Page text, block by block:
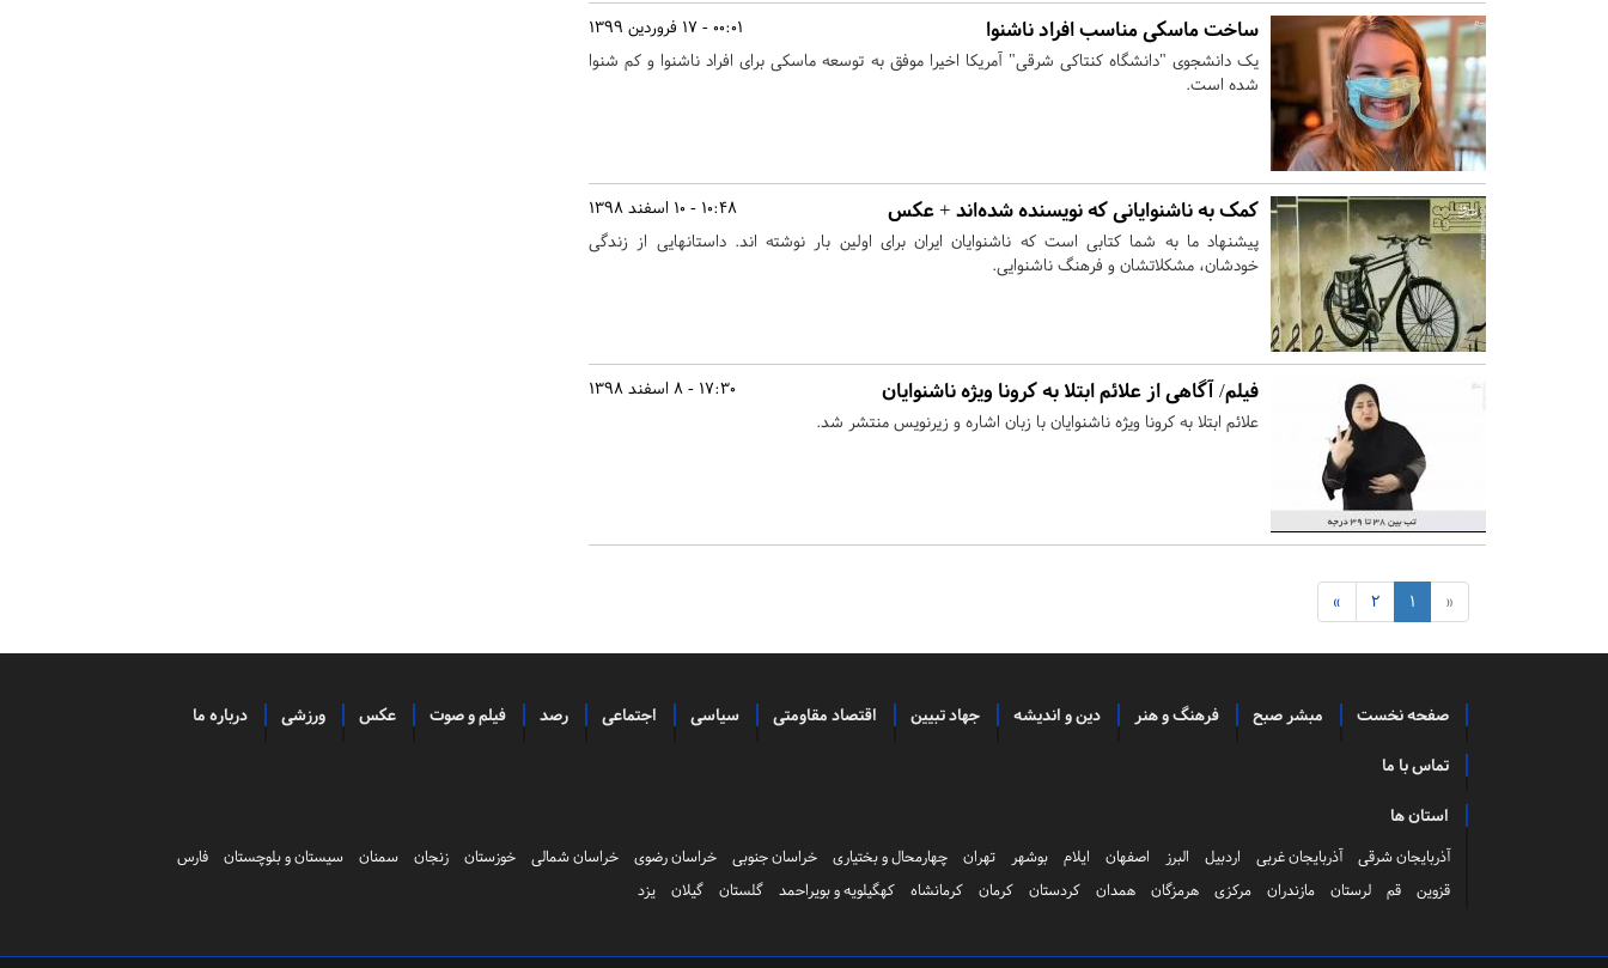
00:01 - 17 فروردین 1399 ساخت ماسکی مناسب افراد ناشنوا
یک دانشجوی "دانشگاه کنتاکی شرقی" آمریکا اخیرا موفق به توسعه ماسکی برای افراد ناشنوا و کم شنوا
شده است.
10:48 - 10 اسفند 1398 کمک به ناشنوایانی که نویسنده شده‌اند + عکس
پیشنهاد ما به شما کتابی است که ناشنوایان ایران برای اولین بار نوشته اند. داستانهایی از زندگی
خودشان، مشکلاتشان و فرهنگ ناشنوایی.
17:30 - 8 اسفند 1398 فیلم/ آگاهی از علائم ابتلا به کرونا ویژه ناشنوایان
علائم ابتلا به کرونا ویژه ناشنوایان با زبان اشاره و زیرنویس منتشر شد.
«
1
2
»
صفحه نخست مبشر صبح فرهنگ و هنر دین و اندیشه جهاد تبیین اقتصاد مقاومتی سیاسی اجتماعی رصد فیلم و صوت عکس ورزشی درباره ما
تماس با ما
استان ها
آذربایجان شرقی آذربایجان غربی اردبیل البرز اصفهان ایلام بوشهر تهران چهارمحال و بختیاری خراسان جنوبی خراسان رضوی خراسان شمالی خوزستان زنجان سمنان سیستان و بلوچستان
فارس
قزوین
قم لرستان مازندران مرکزی هرمزگان همدان کردستان کرمان کرمانشاه کهگیلویه و بویراحمد گلستان گیلان یزد